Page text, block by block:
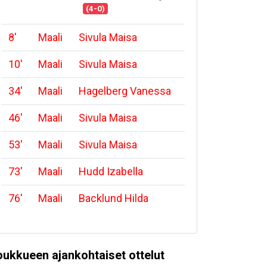
(4-0)
8' Maali Sivula Maisa
10' Maali Sivula Maisa
34' Maali Hagelberg Vanessa
46' Maali Sivula Maisa
53' Maali Sivula Maisa
73' Maali Hudd Izabella
76' Maali Backlund Hilda
ajankohtaiset ottelut